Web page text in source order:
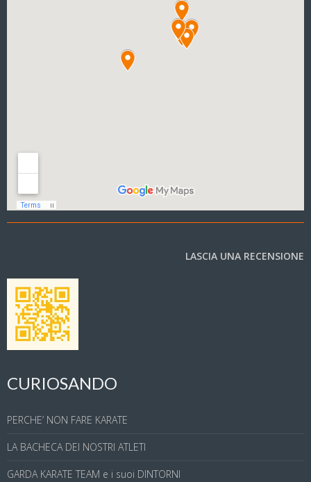
LASCIA UNA RECENSIONE
CURIOSANDO
PERCHE’ NON FARE KARATE
LA BACHECA DEI NOSTRI ATLETI
GARDA KARATE TEAM e i suoi DINTORNI